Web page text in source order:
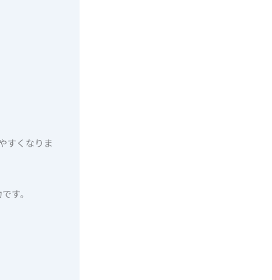
すくなりま
す。